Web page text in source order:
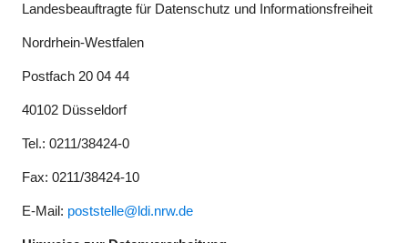
Landesbeauftragte für Datenschutz und Informationsfreiheit
Nordrhein-Westfalen
Postfach 20 04 44
40102 Düsseldorf
Tel.: 0211/38424-0
Fax: 0211/38424-10
E-Mail: poststelle@ldi.nrw.de